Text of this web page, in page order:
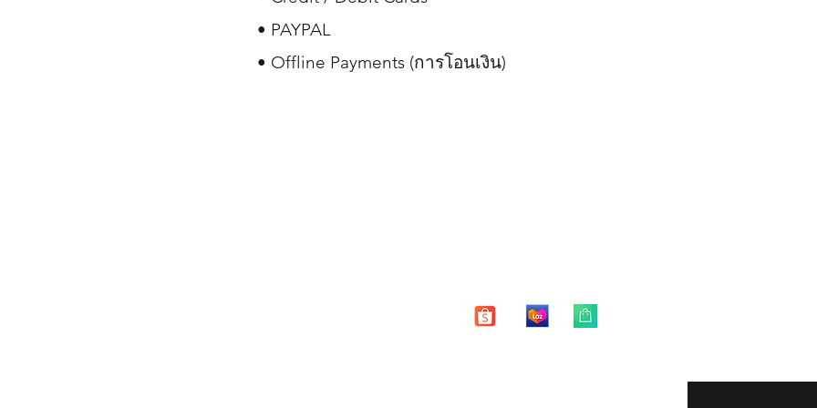
• PAYPAL
• Offline Payments (การโอนเงิน)